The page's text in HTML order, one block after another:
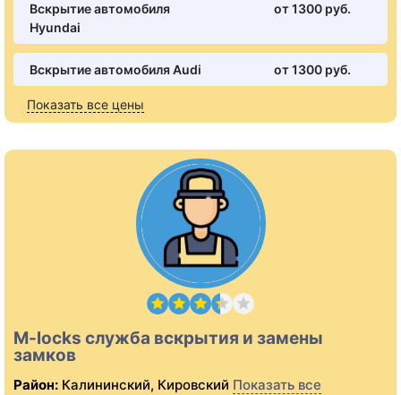
Вскрытие автомобиля
Hyundai
от 1300 pуб.
Вскрытие автомобиля Audi от 1300 pуб.
Показать все цены
M-locks служба вскрытия и замены
замков
Район: Калининский, Кировский Показать все